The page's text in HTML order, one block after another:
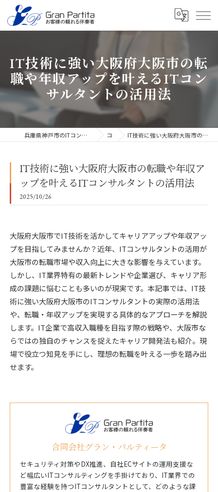
IT技術に強い大阪府大阪市の転
職や年収アップを叶えるITコン
サルタントの活用法
兵庫県神戸市のITコンサルタントなら合同会社グラン・パルティータ コラム IT技術に強い大阪府大阪市の転職や年収アップを叶えるITコンサルタントの活用法
IT技術に強い大阪府大阪市の転職や年収ア
ップを叶えるITコンサルタントの活用法
2025/10/26
大阪府大阪市でIT技術を活かしてキャリアアップや年収アッ
プを目指してみませんか？近年、ITコンサルタントの活用が
大阪市の転職市場や収入向上に大きな影響を与えています。
しかし、IT業界特有の最新トレンドや企業選び、キャリア形
成の課題に悩むことも多いのが現実です。本記事では、IT技
術に強い大阪府大阪市のITコンサルタントの実際の活用法
や、転職・年収アップを実現する具体的なアプローチを解説
します。IT企業で高収入職種を目指す際の戦略や、大阪市な
らではの独自のチャンスを捉えたキャリア開発法も紹介。現
場で役立つ知見を手にし、理想の転職を叶える一歩を踏み出
せます。
合同会社グラン・パルティータ
セキュリティ対策やDX推進、自社ECサイトの運用支援な
ど幅広いITコンサルティングを手掛けており、IT業界での
豊富な経験を持つITコンサルタントとして、どのような課